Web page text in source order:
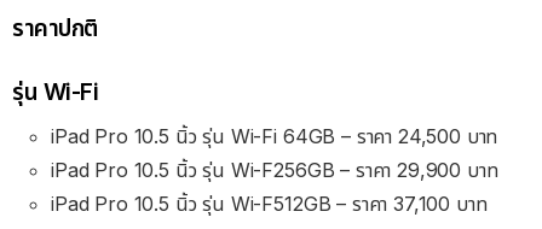
ราคาปกติ
รุ่น Wi-Fi
iPad Pro 10.5 นิ้ว รุ่น Wi-Fi 64GB – ราคา 24,500 บาท
iPad Pro 10.5 นิ้ว รุ่น Wi-F256GB – ราคา 29,900 บาท
iPad Pro 10.5 นิ้ว รุ่น Wi-F512GB – ราคา 37,100 บาท